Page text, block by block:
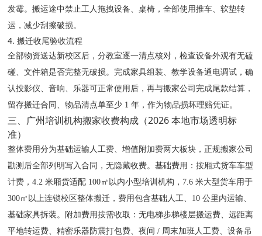
发霉。搬运途中禁止工人拖拽设备、桌椅，全部使用推车、软垫转
运，减少刮擦破损。
4. 搬迁收尾验收流程
全部物资送达新校区后，分教室逐一清点核对，检查设备外观有无磕
碰、文件箱是否完整无破损。完成家具组装、教学设备通电调试，确
认投影仪、音响、乐器可正常使用后，再与搬家公司完成尾款结算，
留存搬迁合同、物品清点单至少 1 年，作为物品损坏理赔凭证。
三、广州培训机构搬家收费构成（2026 本地市场透明标
准）
整体费用分为基础运输人工费、增值附加费两大板块，正规搬家公司
勘测后全部列明写入合同，无隐藏收费。基础费用：按厢式货车车型
计费，4.2 米厢货适配 100㎡以内小型培训机构，7.6 米大型货车用于
300㎡以上连锁校区整体搬迁，费用包含基础人工、10 公里内运输、
基础家具拆装。附加费用按需收取：无电梯步梯楼层搬运费、远距离
平地转运费、精密乐器防震打包费、夜间 / 周末加班人工费、设备吊